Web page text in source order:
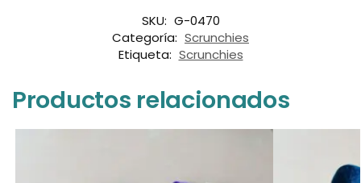
SKU: G-0470
Categoría: Scrunchies
Etiqueta: Scrunchies
Productos relacionados